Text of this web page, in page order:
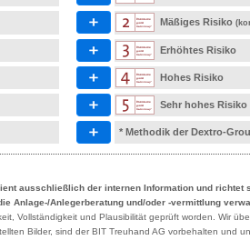
Mäßiges Risiko
Erhöhtes Risiko
Hohes Risiko
Sehr hohes Risiko
* Methodik der Dextro-
ausschließlich der internen Information und
Anlage-/Anlegerberatung und/oder -vermittlung
Vollständigkeit und Plausibilität geprüft worden. Wir
Bilder, sind der BIT Treuhand AG vorbehalten und